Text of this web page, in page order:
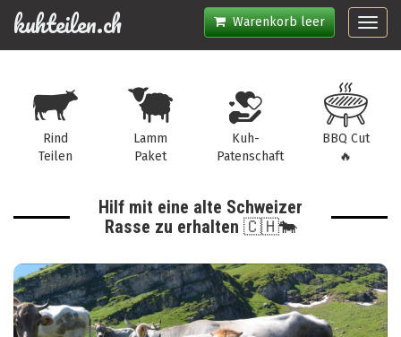
Warenkorb leer
kuhteilen.ch
Rind
Teilen
Lamm
Paket
Kuh-
Patenschaft
BBQ Cut
🔥
Hilf mit eine alte Schweizer
Rasse zu erhalten 🇨🇭🐄